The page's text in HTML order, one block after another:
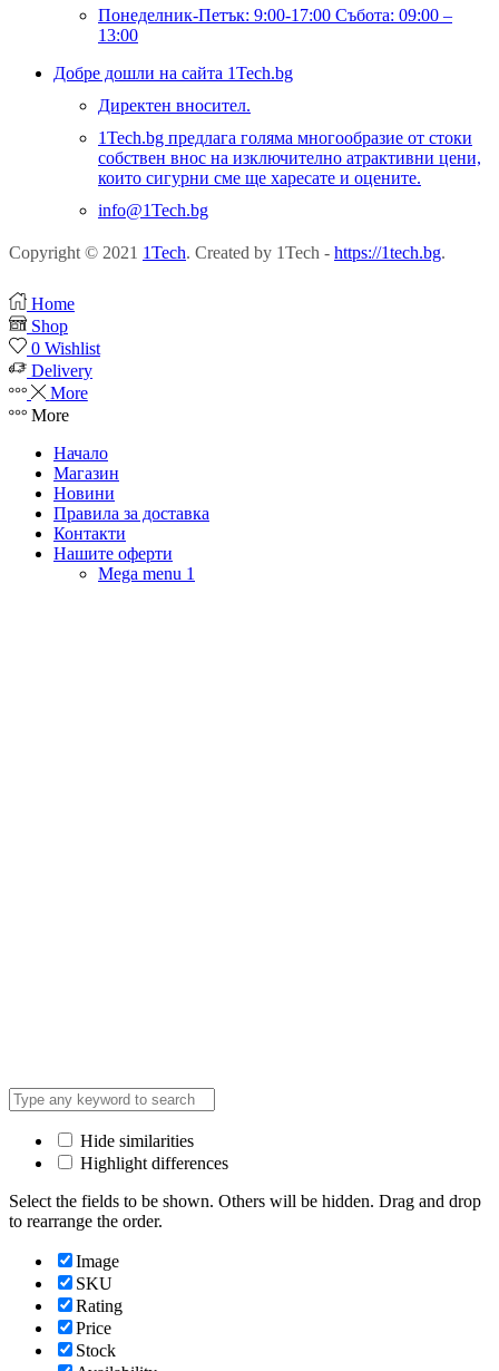
Понеделник-Петък: 9:00-17:00 Събота: 09:00 –
13:00
Добре дошли на сайта 1Tech.bg
Директен вносител.
1Tech.bg предлага голяма многообразие от стоки
собствен внос на изключително атрактивни цени,
които сигурни сме ще харесате и оцените.
info@1Tech.bg
Copyright © 2021 1Tech. Created by 1Tech - https://1tech.bg.
Home
Shop
0 Wishlist
Delivery
More
More
Начало
Магазин
Новини
Правила за доставка
Контакти
Нашите оферти
Mega menu 1
Hide similarities
Highlight differences
Select the fields to be shown. Others will be hidden. Drag and drop
to rearrange the order.
Image
SKU
Rating
Price
Stock